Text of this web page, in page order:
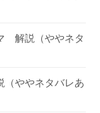
解説（ややネタ
ややネタバレあ